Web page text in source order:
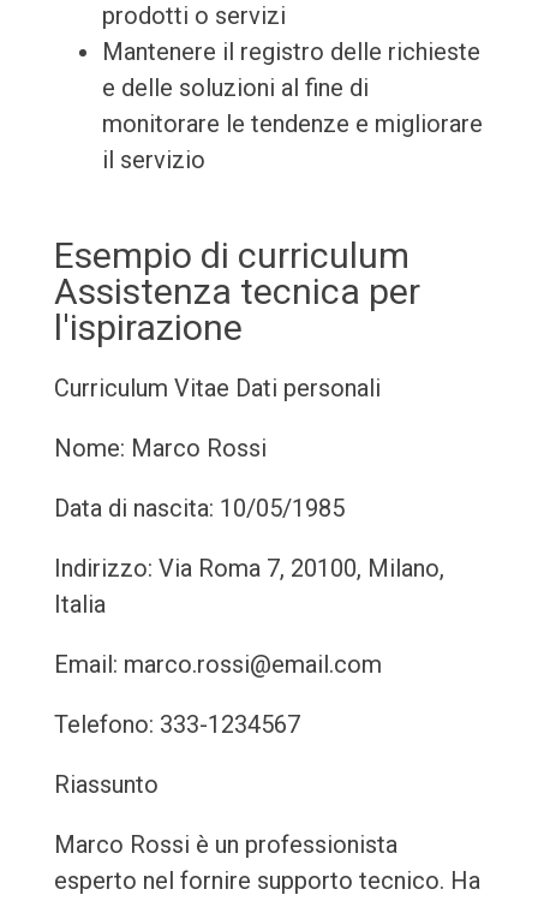
prodotti o servizi
Mantenere il registro delle richieste
e delle soluzioni al fine di
monitorare le tendenze e migliorare
il servizio
Esempio di curriculum
Assistenza tecnica per
l'ispirazione
Curriculum Vitae Dati personali
Nome: Marco Rossi
Data di nascita: 10/05/1985
Indirizzo: Via Roma 7, 20100, Milano,
Italia
Email: marco.rossi@email.com
Telefono: 333-1234567
Riassunto
Marco Rossi è un professionista
esperto nel fornire supporto tecnico. Ha